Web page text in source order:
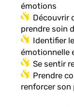
émotions
Découvrir
prendre soin
Identifier
émotionnelle
Se sentir
Prendre
renforcer son